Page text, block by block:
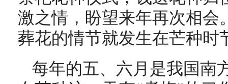
激之情，盼望来年再次相会
葬花的情节就发生在芒种时
每年的五、六月是我国南